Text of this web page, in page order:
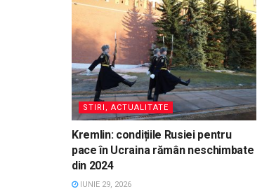
STIRI, ACTUALITATE
Kremlin: condițiile Rusiei pentru
pace în Ucraina rămân neschimbate
din 2024
IUNIE 29, 2026